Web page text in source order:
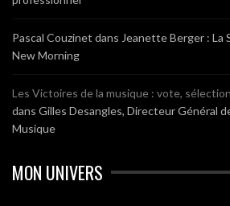
Pascal Couzinet dans Jeanette Berger : La
New Morning
Les Victoires de la musique : vote,
dans Gilles Desangles, Directeur Général
Musique
MON UNIVERS